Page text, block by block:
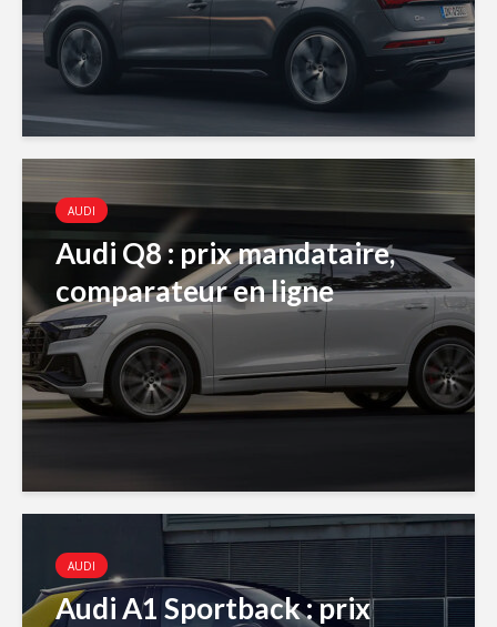
AUDI
Audi Q8 : prix mandataire,
comparateur en ligne
AUDI
Audi A1 Sportback : prix